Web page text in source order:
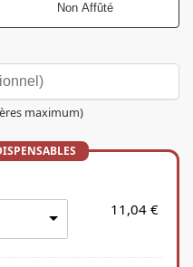
Non Affûté
maximum)
11,04 €